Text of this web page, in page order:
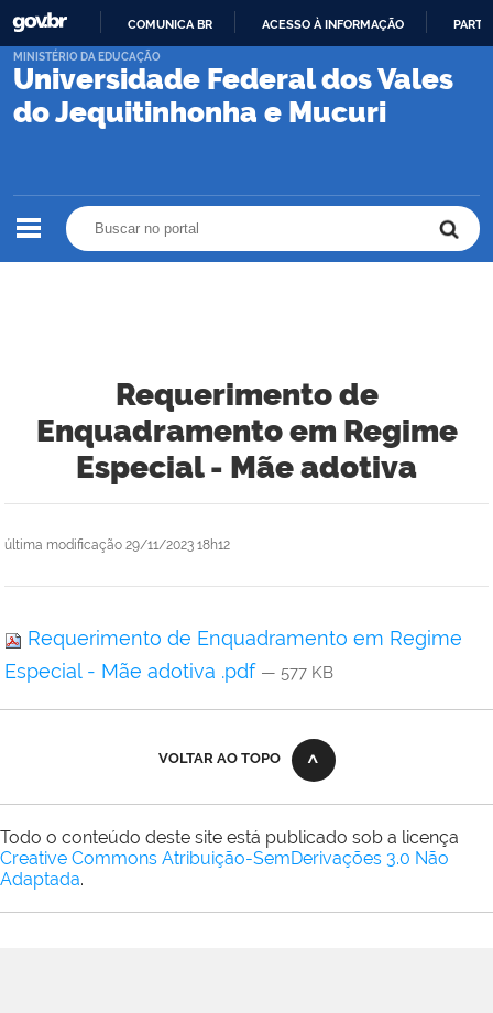
PARA
CONTEÚDO
COMUNICA BR ACESSO À INFORMAÇÃO
Universidade Federal dos Vales
do Jequitinhonha e Mucuri
MINISTÉRIO DA EDUCAÇÃO
Requerimento de
Enquadramento em Regime
Especial - Mãe adotiva
última modificação 29/11/2023 18h12
Requerimento de Enquadramento em Regime
Especial - Mãe adotiva .pdf — 577 KB
VOLTAR AO TOPO
Todo o conteúdo deste site está publicado sob a licença
Creative Commons Atribuição-SemDerivações 3.0 Não
Adaptada.